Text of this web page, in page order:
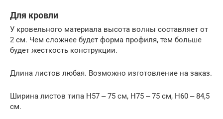
Для кровли
У кровельного материала высота волны составляет от
2 см. Чем сложнее будет форма профиля, тем больше
будет жесткость конструкции.
Длина листов любая. Возможно изготовление на заказ.
Ширина листов типа Н57 ‒ 75 см, Н75 ‒ 75 см, Н60 ‒ 84,5
см.